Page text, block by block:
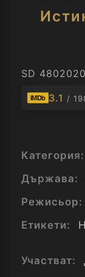
SD 480
IMDb 3.1 /
Категория:
Държава:
Режисьор:
Етикети:
Участват: